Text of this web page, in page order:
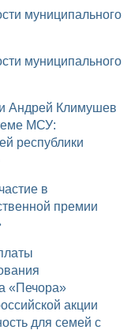
МСУ:
республики
премии
«Печора»
акции
для семей с